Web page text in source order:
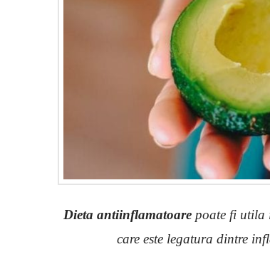
Dieta antiinflamatoarepoate fi utila
care este legatura dintre